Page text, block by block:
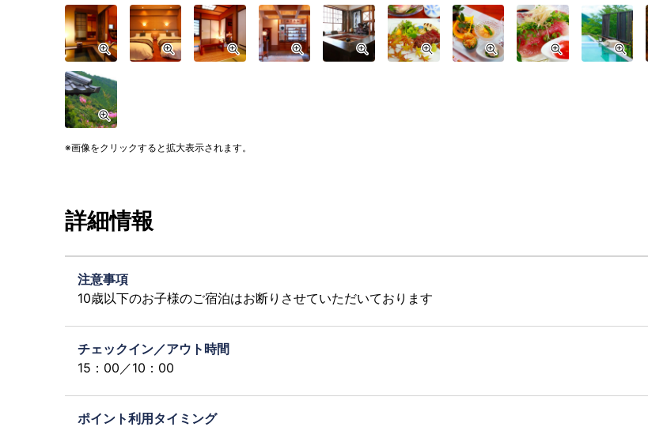
画像をクリックすると拡大表示されます。
詳細情報
注意事項
10歳以下のお子様のご宿泊はお断りさせていただいております
チェックイン／アウト時間
15：00／10：00
ポイント利用タイミング